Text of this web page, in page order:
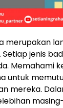
merupakan
jenis
Memahami
untuk
mereka.